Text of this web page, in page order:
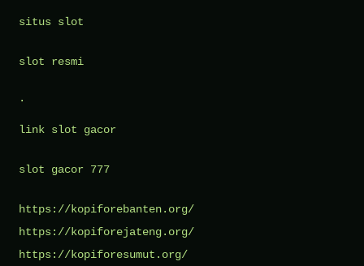
situs slot
slot resmi
.
link slot gacor
slot gacor 777
https://kopiforebanten.org/
https://kopiforejateng.org/
https://kopiforesumut.org/